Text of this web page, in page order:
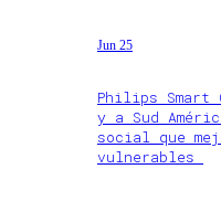
Jun 25
Philips Smart
y a Sud
social que
vulnerables